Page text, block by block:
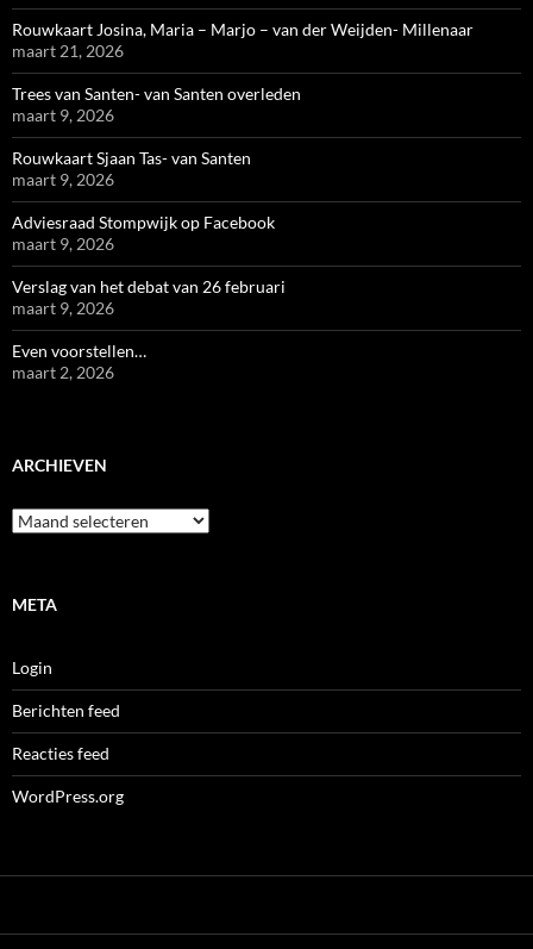
Rouwkaart Josina, Maria – Marjo – van der Weijden- Millenaar
maart 21, 2026
Trees van Santen- van Santen overleden
maart 9, 2026
Rouwkaart Sjaan Tas- van Santen
maart 9, 2026
Adviesraad Stompwijk op Facebook
maart 9, 2026
Verslag van het debat van 26 februari
maart 9, 2026
Even voorstellen…
maart 2, 2026
ARCHIEVEN
Archieven
META
Login
Berichten feed
Reacties feed
WordPress.org